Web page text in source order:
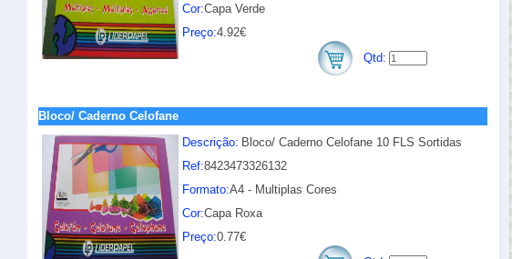
Cor:Capa Verde
Preço:4.92€
Qtd:
Bloco/ Caderno Celofane
Descrição: Bloco/ Caderno Celofane 10 FLS Sortidas
Ref:8423473326132
Formato:A4 - Multiplas Cores
Cor:Capa Roxa
Preço:0.77€